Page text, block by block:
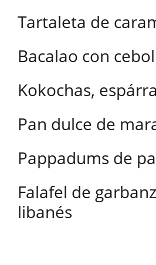
Tartaleta de
Bacalao con
Kokochas,
Pan dulce de
Pappadums de
Falafel de
libanés